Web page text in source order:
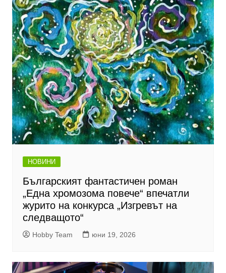
НОВИНИ
Българският фантастичен роман
„Една хромозома повече“ впечатли
журито на конкурса „Изгревът на
следващото“
Hobby Team юни 19, 2026